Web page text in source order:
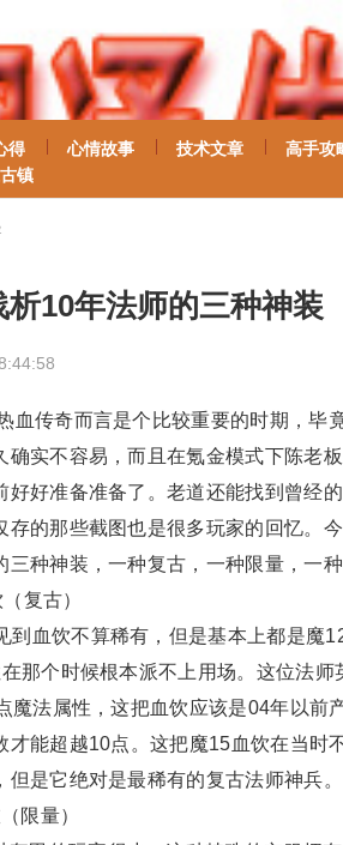
得 心情故事 技术文章
高手攻
镇
10年法师的三种神装
血传奇而言是个比较重要的时期，毕
确实不容易，而且在氪金模式下陈老
好好准备准备了。老道还能找到曾经
存的那些截图也是很多玩家的回忆。
三种神装，一种复古，一种限量，一
复古）
到血饮不算稀有，但是基本上都是魔
那个时候根本派不上用场。这位法师
魔法属性，这把血饮应该是04年以前
才能超越10点。这把魔15血饮在当时
但是它绝对是最稀有的复古法师神兵。
限量）